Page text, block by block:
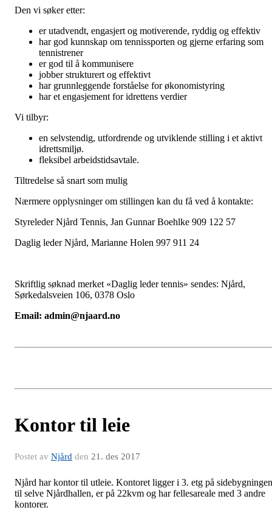
Den vi søker etter:
er utadvendt, engasjert og motiverende, ryddig og effektiv
har god kunnskap om tennissporten og gjerne erfaring som
tennistrener
er god til å kommunisere
jobber strukturert og effektivt
har grunnleggende forståelse for økonomistyring
har et engasjement for idrettens verdier
Vi tilbyr:
en selvstendig, utfordrende og utviklende stilling i et aktivt
idrettsmiljø.
fleksibel arbeidstidsavtale.
Tiltredelse så snart som mulig
Nærmere opplysninger om stillingen kan du få ved å kontakte:
Styreleder Njård Tennis, Jan Gunnar Boehlke 909 122 57
Daglig leder Njård, Marianne Holen 997 911 24
Skriftlig søknad merket «Daglig leder tennis» sendes: Njård,
Sørkedalsveien 106, 0378 Oslo
Email: admin@njaard.no
Kontor til leie
Postet av Njård den 21. des 2017
Njård har kontor til utleie. Kontoret ligger i 3. etg på sidebygningen
til selve Njårdhallen, er på 22kvm og har fellesareale med 3 andre
kontorer.